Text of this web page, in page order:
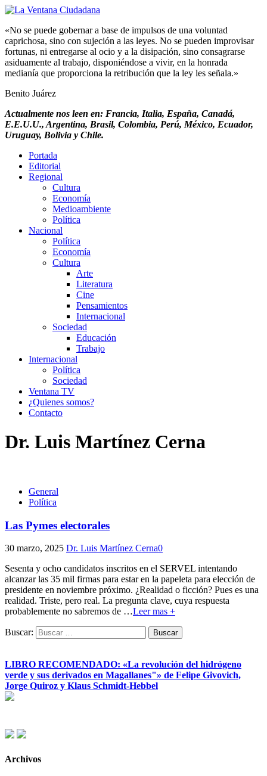
«No se puede gobernar a base de impulsos de una voluntad
caprichosa, sino con sujeción a las leyes. No se pueden improvisar
fortunas, ni entregarse al ocio y a la disipación, sino consagrarse
asiduamente al trabajo, disponiéndose a vivir, en la honrada
medianía que proporciona la retribución que la ley les señala.»
Benito Juárez
Actualmente nos leen en: Francia, Italia, España, Canadá,
E.E.U.U., Argentina, Brasil, Colombia, Perú, México, Ecuador,
Uruguay, Bolivia y Chile.
Portada
Editorial
Regional
Cultura
Economía
Medioambiente
Política
Nacional
Política
Economía
Cultura
Arte
Literatura
Cine
Pensamientos
Internacional
Sociedad
Educación
Trabajo
Internacional
Política
Sociedad
Ventana TV
¿Quienes somos?
Contacto
Dr. Luis Martínez Cerna
General
Política
Las Pymes electorales
30 marzo, 2025 Dr. Luis Martínez Cerna0
Sesenta y ocho candidatos inscritos en el SERVEL intentando
alcanzar las 35 mil firmas para estar en la papeleta para elección de
presidente en noviembre próximo. ¿Realidad o ficción? Pues es una
realidad. Triste, pero real. La pregunta clave, cuya respuesta
probablemente no sabremos de …Leer mas +
Buscar:
LIBRO RECOMENDADO: «La revolución del hidrógeno
verde y sus derivados en Magallanes"» de Felipe Givovich,
Jorge Quiroz y Klaus Schmidt-Hebbel
Archivos